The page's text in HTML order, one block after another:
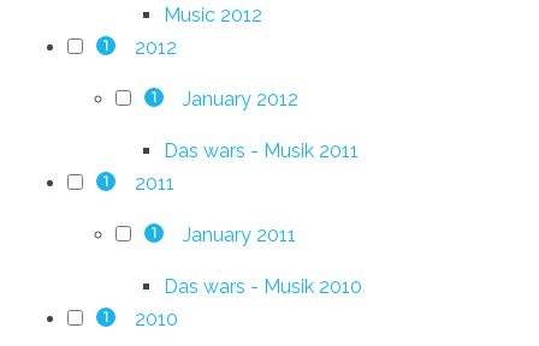
Music 2012
1 2012
1 January 2012
Das wars - Musik 2011
1 2011
1 January 2011
Das wars - Musik 2010
1 2010